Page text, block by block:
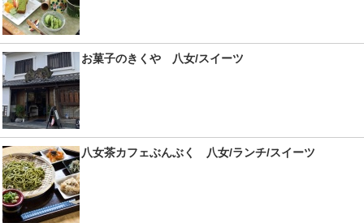
お菓子のきくや 八女/スイーツ
八女茶カフェぶんぶく 八女/ランチ/スイーツ